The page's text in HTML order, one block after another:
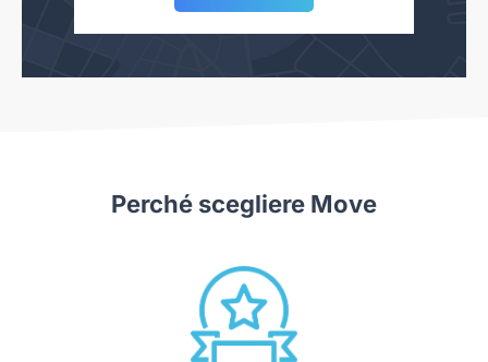
Perché scegliere Move